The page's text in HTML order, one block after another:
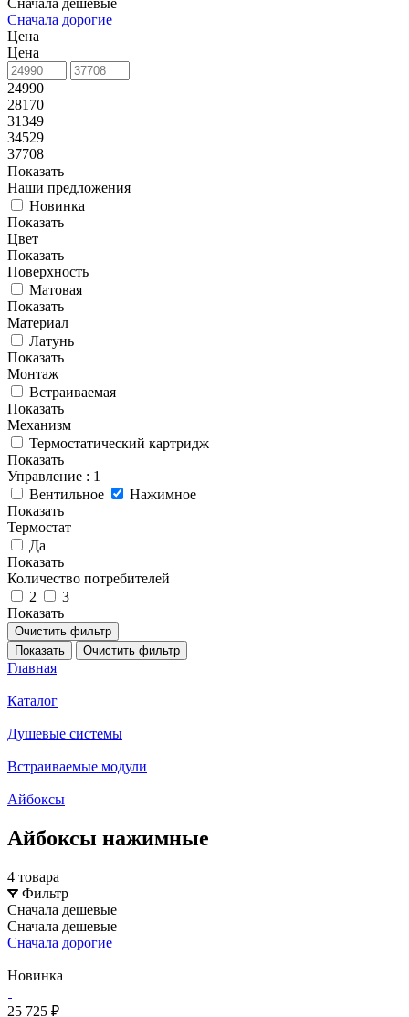
Сначала дешевые
Сначала дорогие
Цена
Цена
24990
28170
31349
34529
37708
Показать
Наши предложения
Новинка
Показать
Цвет
Показать
Поверхность
Матовая
Показать
Материал
Латунь
Показать
Монтаж
Встраиваемая
Показать
Механизм
Термостатический картридж
Показать
Управление : 1
Вентильное
Нажимное
Показать
Термостат
Да
Показать
Количество потребителей
2
3
Показать
Очистить фильтр
Показать
Очистить фильтр
Главная
Каталог
Душевые системы
Встраиваемые модули
Айбоксы
Айбоксы нажимные
4 товара
Фильтр
Сначала дешевые
Сначала дешевые
Сначала дорогие
Новинка
25 725 ₽